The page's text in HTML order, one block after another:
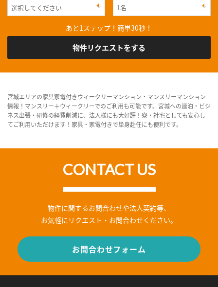
あと1ステップ！簡単30秒！
物件リクエストをする
宮城エリアの家具家電付きウィークリーマンション・マンスリーマンション
情報！マンスリー＋ウィークリーでのご利用も可能です。宮城への連泊・ビジ
ネス出張・研修の経費削減に、法人様にも大好評！寮・社宅としても安心し
てご利用いただけます！家具・家電付きで単身赴任にも便利です。
CONTACT US
物件に関するお問合わせや法人契約等、
お気軽にリクエスト・お問合わせください。
お問合わせフォーム